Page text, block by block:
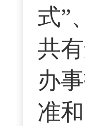
式”
共
办
准